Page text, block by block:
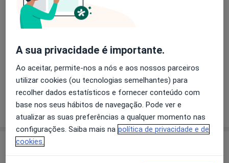
Experiência
Pós graduado em Prótese Fixa 2008
Pós graduado em Cirurgia Oral em 2009
Pós graduado em Endodontia em 2012
Pós graduado em Ortodontia 2012 a Julho 2013
Mostrar mais detalhes
sobre a experiência
Serviços e preços
A sua privacidade é importante.
Ao aceitar, permite-nos a nós e aos nossos parceiros
utilizar cookies (ou tecnologias semelhantes) para
recolher dados estatísticos e fornecer conteúdo com
base nos seus hábitos de navegação. Pode ver e
atualizar as suas preferências a qualquer momento nas
configurações. Saiba mais na política de privacidade e de
cookies.